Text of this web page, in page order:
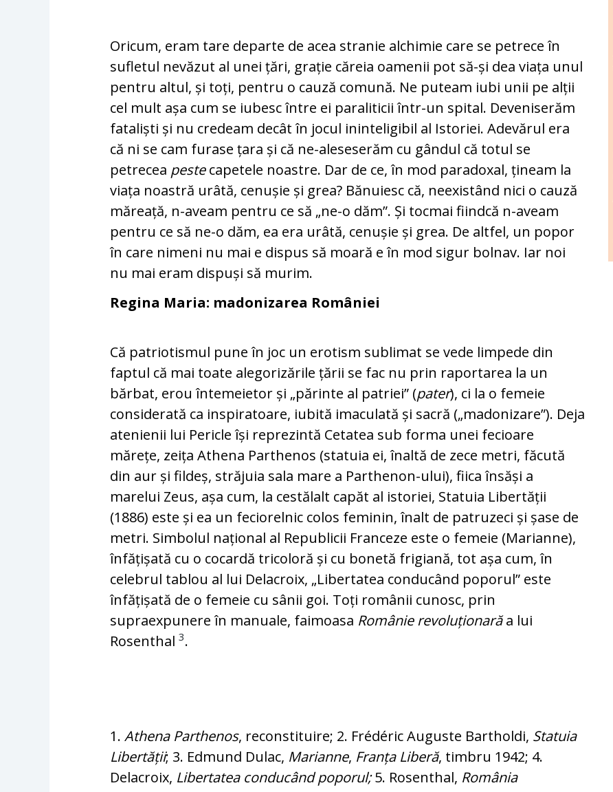
Oricum, eram tare departe de acea stranie alchimie care se petrece în
sufletul nevăzut al unei țări, grație căreia oamenii pot să-și dea viața unul
pentru altul, și toți, pentru o cauză comună. Ne puteam iubi unii pe alții
cel mult așa cum se iubesc între ei paraliticii într-un spital. Deveniserăm
fataliști și nu credeam decât în jocul ininteligibil al Istoriei. Adevărul era
că ni se cam furase țara și că ne-aleseserăm cu gândul că totul se
petrecea pestecapetele noastre. Dar de ce, în mod paradoxal, țineam la
viața noastră urâtă, cenușie și grea? Bănuiesc că, neexistând nici o cauză
măreață, n-aveam pentru ce să „ne-o dăm”. Și tocmai fiindcă n-aveam
pentru ce să ne-o dăm, ea era urâtă, cenușie și grea. De altfel, un popor
în care nimeni nu mai e dispus să moară e în mod sigur bolnav. Iar noi
nu mai eram dispuși să murim.
Regina Maria: madonizarea României
Că patriotismul pune în joc un erotism sublimat se vede limpede din
faptul că mai toate alegorizările țării se fac nu prin raportarea la un
bărbat, erou întemeietor și „părinte al patriei” (pater), ci la o femeie
considerată ca inspiratoare, iubită imaculată și sacră („madonizare”). Deja
atenienii lui Pericle își reprezintă Cetatea sub forma unei fecioare
mărețe, zeița Athena Parthenos (statuia ei, înaltă de zece metri, făcută
din aur și fildeș, străjuia sala mare a Parthenon-ului), fiica însăși a
marelui Zeus, așa cum, la cestălalt capăt al istoriei, Statuia Libertății
(1886) este și ea un feciorelnic colos feminin, înalt de patruzeci și șase de
metri. Simbolul național al Republicii Franceze este o femeie (Marianne),
înfățișată cu o cocardă tricoloră și cu bonetă frigiană, tot așa cum, în
celebrul tablou al lui Delacroix, „Libertatea conducând poporul” este
înfățișată de o femeie cu sânii goi. Toți românii cunosc, prin
supraexpunere în manuale, faimoasa Românie revoluționarăa lui
Rosenthal3.
1.Athena Parthenos, reconstituire; 2. Frédéric Auguste Bartholdi, Statuia
Libertății; 3. Edmund Dulac, Marianne, Franța Liberă, timbru 1942; 4.
Delacroix, Libertatea conducând poporul;5. Rosenthal, România